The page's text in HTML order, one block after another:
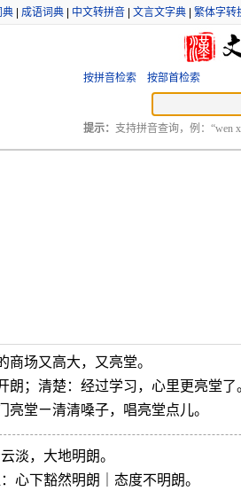
典 成语词典 中文转拼音 文言文字典 繁体字转
按拼音检索 按部首检索
提示： 支持拼音查询，例：“wen
场又高大，又亮堂。
朗；清楚：经过学习，心里更亮堂了
堂ㄧ清清嗓子，唱亮堂点儿。
淡，大地明朗。
心下豁然明朗｜态度不明朗。